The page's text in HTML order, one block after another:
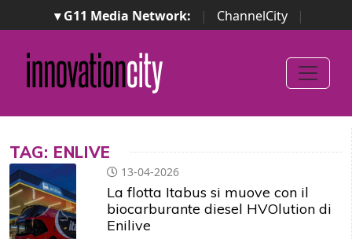
▾ G11 Media Network: | ChannelCity
|
ImpresaCity | SecurityOpenLab | Italian Channel
Awards
Italian Project Awards
Italian Security
Awards
TAG: ENLIVE
13-04-2026
La flotta Itabus si muove con il
biocarburante diesel HVOlution di
Enilive